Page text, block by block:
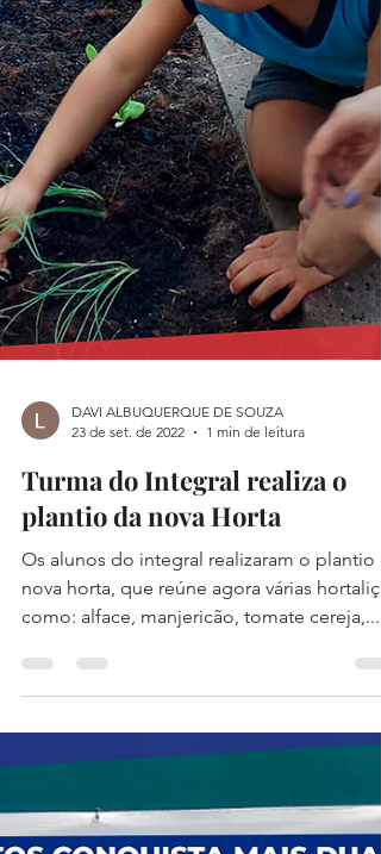
DAVI ALBUQUERQUE DE SOUZA
23 de set. de 2022
1 min de leitura
Turma do Integral realiza o
Os alunos do integral realizaram o plantio